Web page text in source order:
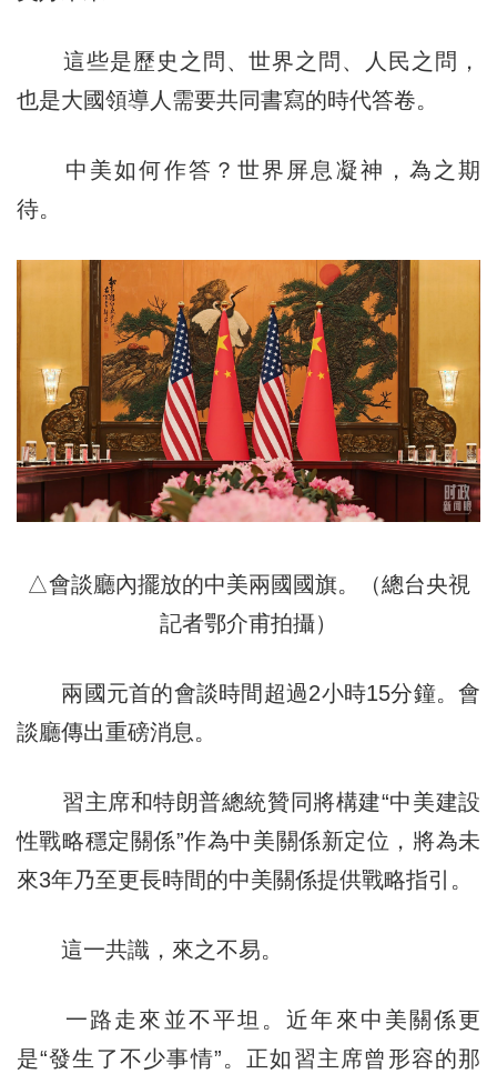
這些是歷史之問、世界之問、人民之問，
也是大國領導人需要共同書寫的時代答卷。
中美如何作答？世界屏息凝神，為之期
待。
△會談廳內擺放的中美兩國國旗。（總台央視
記者鄂介甫拍攝）
兩國元首的會談時間超過2小時15分鐘。會
談廳傳出重磅消息。
習主席和特朗普總統贊同將構建“中美建設
性戰略穩定關係”作為中美關係新定位，將為未
來3年乃至更長時間的中美關係提供戰略指引。
這一共識，來之不易。
一路走來並不平坦。近年來中美關係更
是“發生了不少事情”。正如習主席曾形容的那